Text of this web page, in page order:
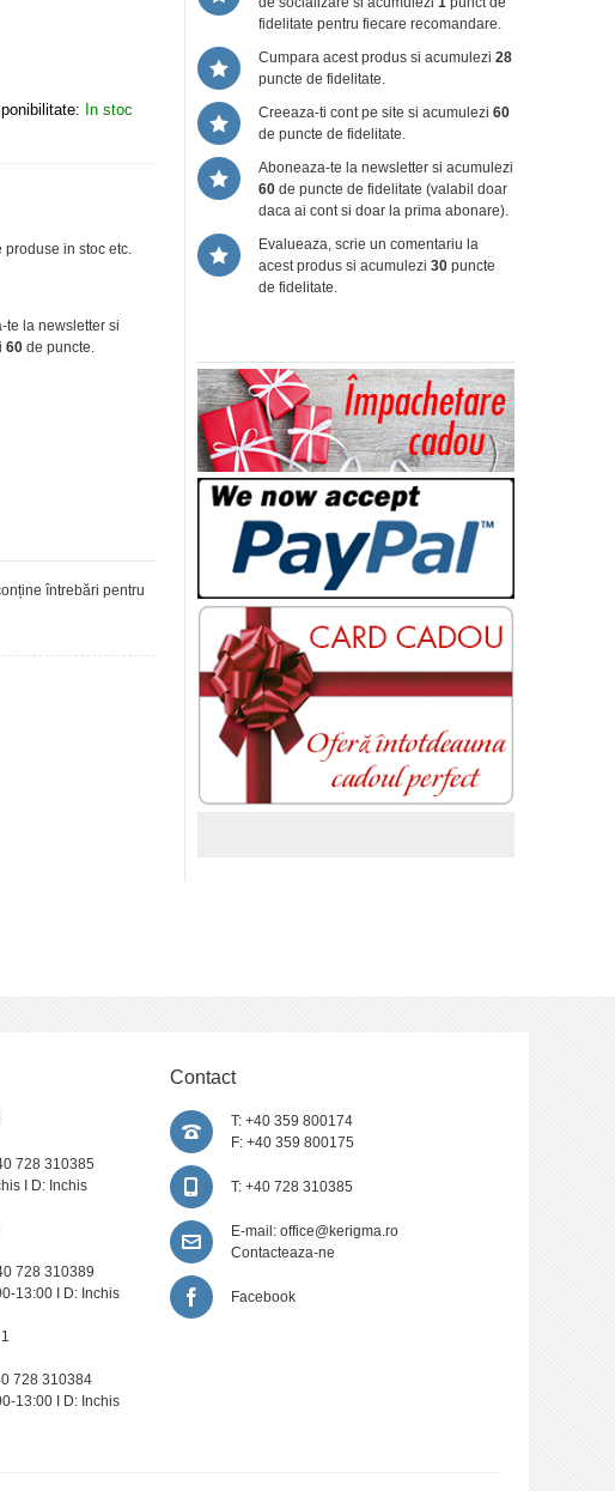
In stoc
in stoc etc.
te la newsletter si
60de puncte.
fidelitate pentru fiecare recomandare.
Cumpara acest produs si acumulezi 28
puncte de fidelitate.
Creeaza-ti cont pe site si acumulezi 60
de puncte de fidelitate.
Aboneaza-te la newsletter si acumulezi
60de puncte de fidelitate (valabil doar
daca ai cont si doar la prima abonare).
Evalueaza, scrie un comentariu la
acest produs si acumulezi 30puncte
de fidelitate.
întrebări pentru
728 310385
I D: Inchis
728 310389
13:00 I D: Inchis
728 310384
13:00 I D: Inchis
Contact
T: +40 359 800174
F: +40 359 800175
T: +40 728 310385
E-mail: office@kerigma.ro
Contacteaza-ne
Facebook